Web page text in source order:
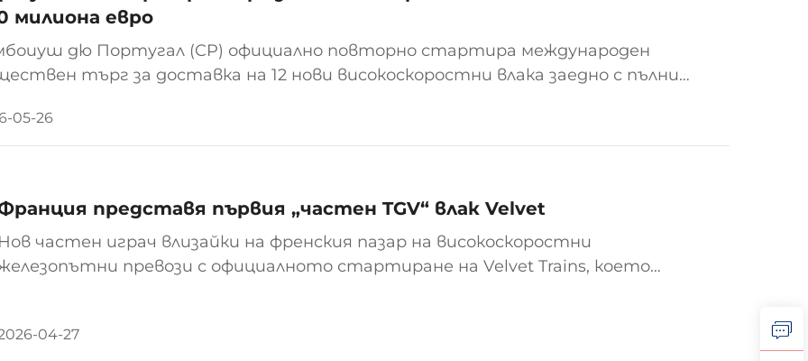
милиона евро
дю Португал (CP) официално повторно стартира международен
търг за доставка на 12 нови високоскоростни влака заедно с пълни
584 милиона евро (с чиста договорна стойност от 50...
05-26
представя първия „частен TGV“ влак Velvet
Нов частен играч влизайки на френския пазар на високоскоростни
превози с официалното стартиране на Velvet Trains, което
раждането на първата в страната частна компания за
е осигурил €1...
04-27